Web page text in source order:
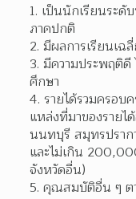
เป็นนักเรียนระดั
ภาคปกติ
มีผลการเรียนเฉ
มีความประพฤติดี
ศึกษา
รายได้รวมครอ
แหล่งที่มาของราย
นนทบุรี สมุทรปรา
และไม่เกิน
จังหวัดอื่น)
คุณสมบัติอื่น ๆ ต